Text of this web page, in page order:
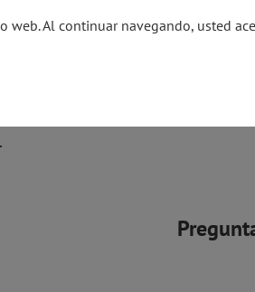
Financiero Buscar
Al continuar navegando, usted